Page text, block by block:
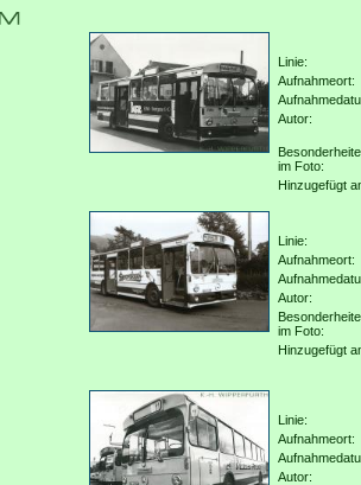
Linie:
Aufnahmeort:
Autor:
im Foto:
Hinzugefügt
Linie:
Aufnahmeort:
Autor:
im Foto:
Hinzugefügt
Linie:
Aufnahmeort:
Autor: